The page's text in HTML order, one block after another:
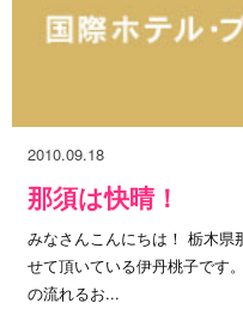
2010.09.18
那須は快晴！
みなさんこんにちは！ 栃木県
せて頂いている伊丹桃子です
の流れるお...